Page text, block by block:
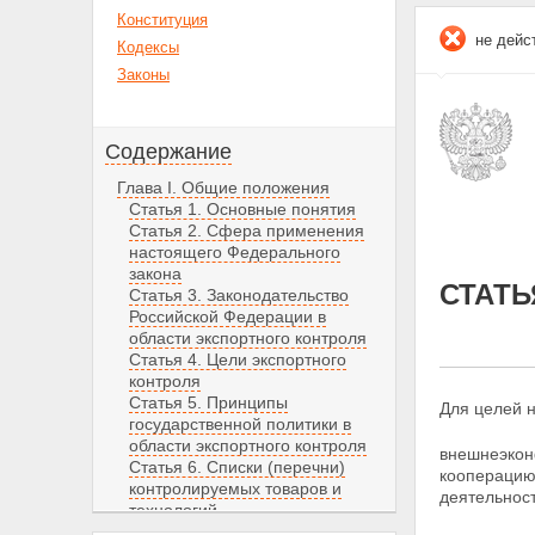
Конституция
Кодексы
Законы
Содержание
Глава I. Общие положения
Статья 1. Основные понятия
Статья 2. Сфера применения
настоящего Федерального
закона
Статья 3. Законодательство
Российской Федерации в
области экспортного контроля
Статья 4. Цели экспортного
контроля
Статья 5. Принципы
государственной политики в
области экспортного контроля
Статья 6. Списки (перечни)
контролируемых товаров и
технологий
не
Для целей